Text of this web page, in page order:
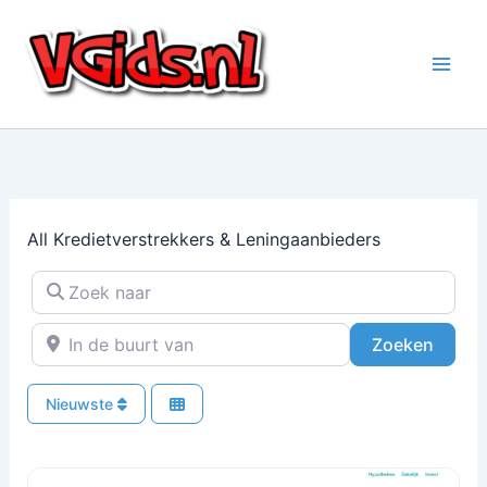
naar
inhoud
All Kredietverstrekkers & Leningaanbieders
Zoek naar
In de buurt van
Zoeken
Nieuwste